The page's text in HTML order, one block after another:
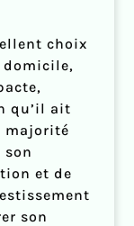
choix
domicile,
qu’il ait
majorité
et de
son